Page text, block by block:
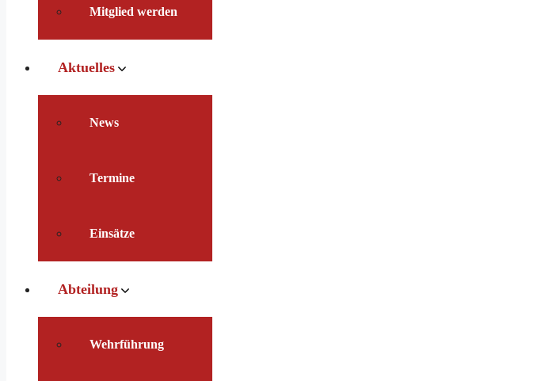
Mitglied werden
Aktuelles
News
Termine
Einsätze
Abteilung
Wehrführung